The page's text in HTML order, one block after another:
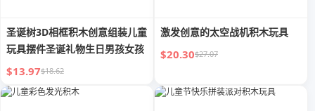
圣诞树3D相框积木创意组装儿童
玩具摆件圣诞礼物生日男孩女孩
$13.97$18.62
激发创意的太空战机积木玩具
$20.30$27.07